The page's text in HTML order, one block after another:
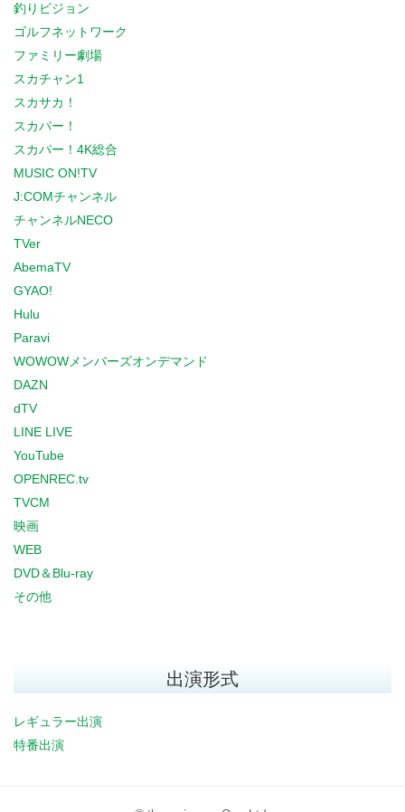
釣りビジョン
ゴルフネットワーク
ファミリー劇場
スカチャン1
スカサカ！
スカパー！
スカパー！4K総合
MUSIC ON!TV
J:COMチャンネル
チャンネルNECO
TVer
AbemaTV
GYAO!
Hulu
Paravi
WOWOWメンバーズオンデマンド
DAZN
dTV
LINE LIVE
YouTube
OPENREC.tv
TVCM
映画
WEB
DVD＆Blu-ray
その他
出演形式
レギュラー出演
特番出演